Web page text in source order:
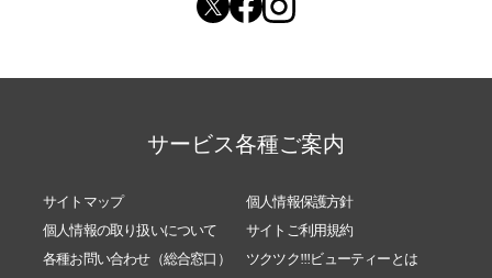
サービス各種ご案内
サイトマップ
個人情報保護方針
個人情報の取り扱いについて
サイトご利用規約
各種お問い合わせ（総合窓口）
ツクツク!!!ビューティーとは